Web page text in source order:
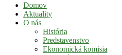
Domov
Aktuality
O nás
História
Predstavenstvo
Ekonomická komisia